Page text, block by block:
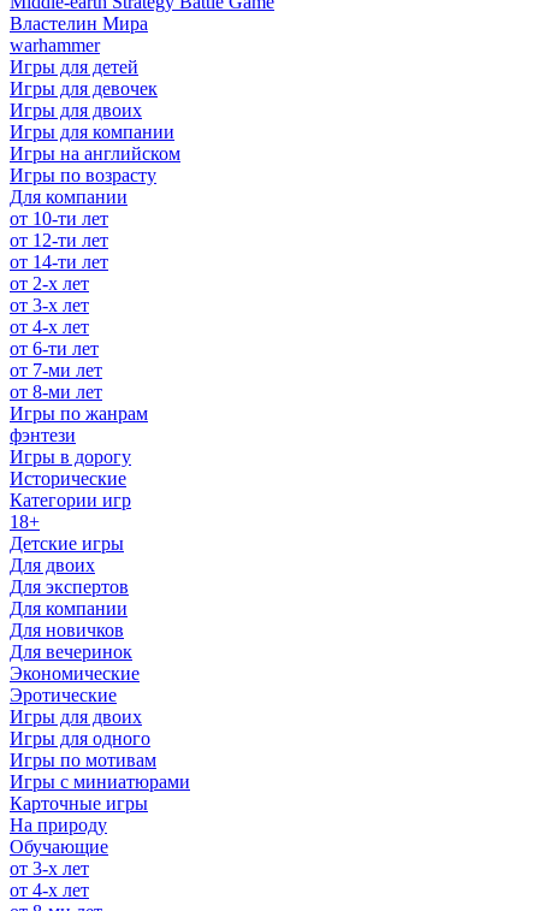
Властелин Мира
warhammer
Игры для детей
Игры для девочек
Игры для двоих
Игры для компании
Игры на английском
Игры по возрасту
Для компании
от 10-ти лет
от 12-ти лет
от 14-ти лет
от 2-х лет
от 3-х лет
от 4-х лет
от 6-ти лет
от 7-ми лет
от 8-ми лет
Игры по жанрам
фэнтези
Игры в дорогу
Исторические
Категории игр
18+
Детские игры
Для двоих
Для экспертов
Для компании
Для новичков
Для вечеринок
Экономические
Эротические
Игры для двоих
Игры для одного
Игры по мотивам
Игры с миниатюрами
Карточные игры
На природу
Обучающие
от 3-х лет
от 4-х лет